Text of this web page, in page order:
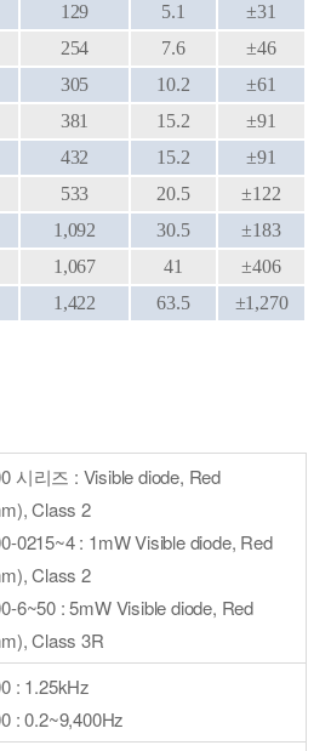
129 5.1
±31
254 7.6
±46
305 10.2
±61
381 15.2
±91
432 15.2
±91
533 20.5
±122
1,092 30.5
±183
1,067 41
±406
1,422 63.5 ±1,270
시리즈 : Visible diode, Red
Class 2
0215~4 : 1mW Visible diode, Red
Class 2
6~50 : 5mW Visible diode, Red
Class 3R
: 1.25kHz
: 0.2~9,400Hz